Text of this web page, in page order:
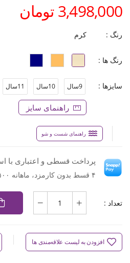
3,498,000 تومان
رنگ : کرم
رنگ ها :
سایزها : 9سال 10سال 11سال
راهنمای سایز
راهنمای شست و شو
پرداخت قسطی و اعتباری با
۴ قسط بدون کارمزد، ماهانه ۸۷۴٬۵۰۰ تومان
تعداد :
افزودن به لیست علاقه‌مندی ها